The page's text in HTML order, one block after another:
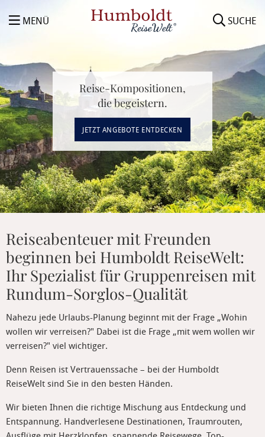
MENÜ SUCHE
Reise-Kompositionen,
die begeistern.
JETZT ANGEBOTE ENTDECKEN
Reiseabenteuer mit Freunden
beginnen bei Humboldt ReiseWelt:
Ihr Spezialist für Gruppenreisen mit
Rundum-Sorglos-Qualität
Nahezu jede Urlaubs-Planung beginnt mit der Frage „Wohin
wollen wir verreisen?" Dabei ist die Frage „mit wem wollen wir
verreisen?" viel wichtiger.
Denn Reisen ist Vertrauenssache – bei der Humboldt
ReiseWelt sind Sie in den besten Händen.
Wir bieten Ihnen die richtige Mischung aus Entdeckung und
Entspannung. Handverlesene Destinationen, Traumrouten,